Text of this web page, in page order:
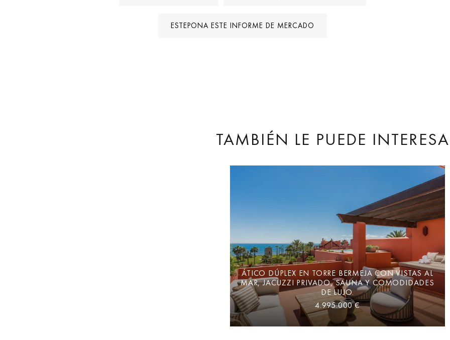
ESTEPONA ESTE INFORME DE MERCADO
TAMBIÉN LE PUEDE
ÁTICO DÚPLEX EN TORRE BERMEJA CON VISTAS AL
MAR, JACUZZI PRIVADO, SAUNA Y COMODIDADES
DE LUJO.
4.995.000 €